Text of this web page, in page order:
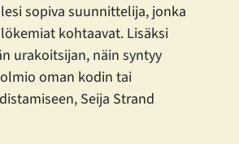
sopiva suunnittelija, jonka
kohtaavat. Lisäksi
urakoitsijan, näin syntyy
oman kodin tai
Seija Strand